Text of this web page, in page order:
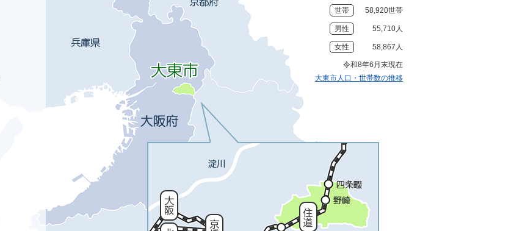
世帯 58,920世帯
男性 55,710人
女性 58,867人
令和8年6月末現在
大東市人口・世帯数の推移